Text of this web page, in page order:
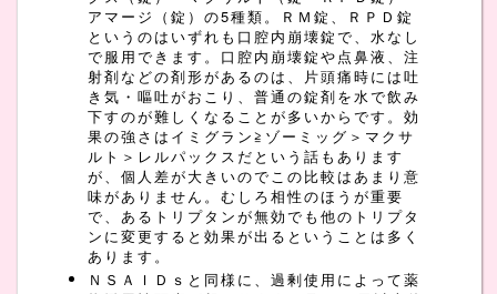
アマージ（錠）の5種類。ＲＭ錠、ＲＰＤ錠
というのはいずれも口腔内崩壊錠で、水なし
で服用できます。口腔内崩壊錠や点鼻液、注
射剤などの剤形があるのは、片頭痛時には吐
き気・嘔吐がおこり、普通の錠剤を水で飲み
下すのが難しくなることが多いからです。効
果の強さはイミグラン≧ゾーミッグ＞マクサ
ルト＞レルパックスだという話もあります
が、個人差が大きいのでこの比較はあまり意
味がありません。むしろ相性のほうが重要
で、あるトリプタンが無効でも他のトリプタ
ンに変更すると効果が出るということは多く
あります。
ＮＳＡＩＤｓと同様に、過剰使用によって薬